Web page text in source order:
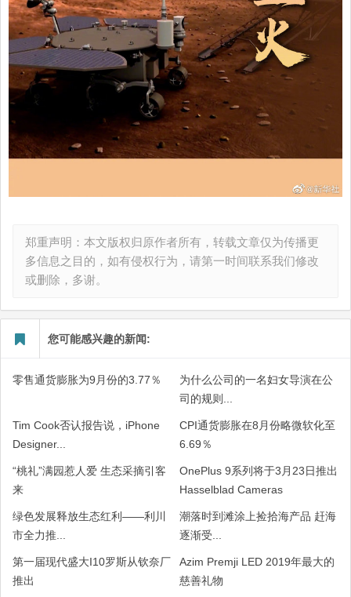
郑重声明：本文版权归原作者所有，转载文章仅为传播更
多信息之目的，如有侵权行为，请第一时间联系我们修改
或删除，多谢。
您可能感兴趣的新闻:
零售通货膨胀为9月份的3.77％
为什么公司的一名妇女导演在公
司的规则...
Tim Cook否认报告说，iPhone
Designer...
CPI通货膨胀在8月份略微软化至
6.69％
“桃礼”满园惹人爱 生态采摘引客
来
OnePlus 9系列将于3月23日推出
Hasselblad Cameras
绿色发展释放生态红利——利川
市全力推...
潮落时到滩涂上捡拾海产品 赶海
逐渐受...
第一届现代盛大I10罗斯从钦奈厂
推出
Azim Premji LED 2019年最大的
慈善礼物